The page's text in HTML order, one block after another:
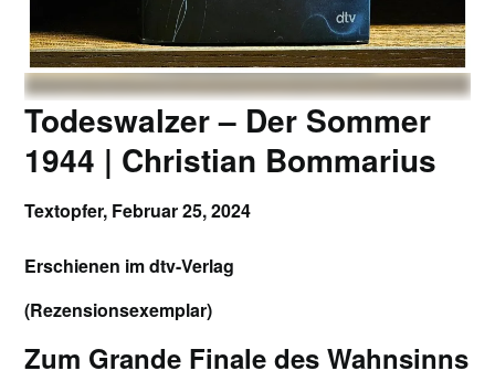
Todeswalzer – Der Sommer
1944 | Christian Bommarius
Textopfer, Februar 25, 2024
Erschienen im dtv-Verlag
(Rezensionsexemplar)
Zum Grande Finale des Wahnsinns